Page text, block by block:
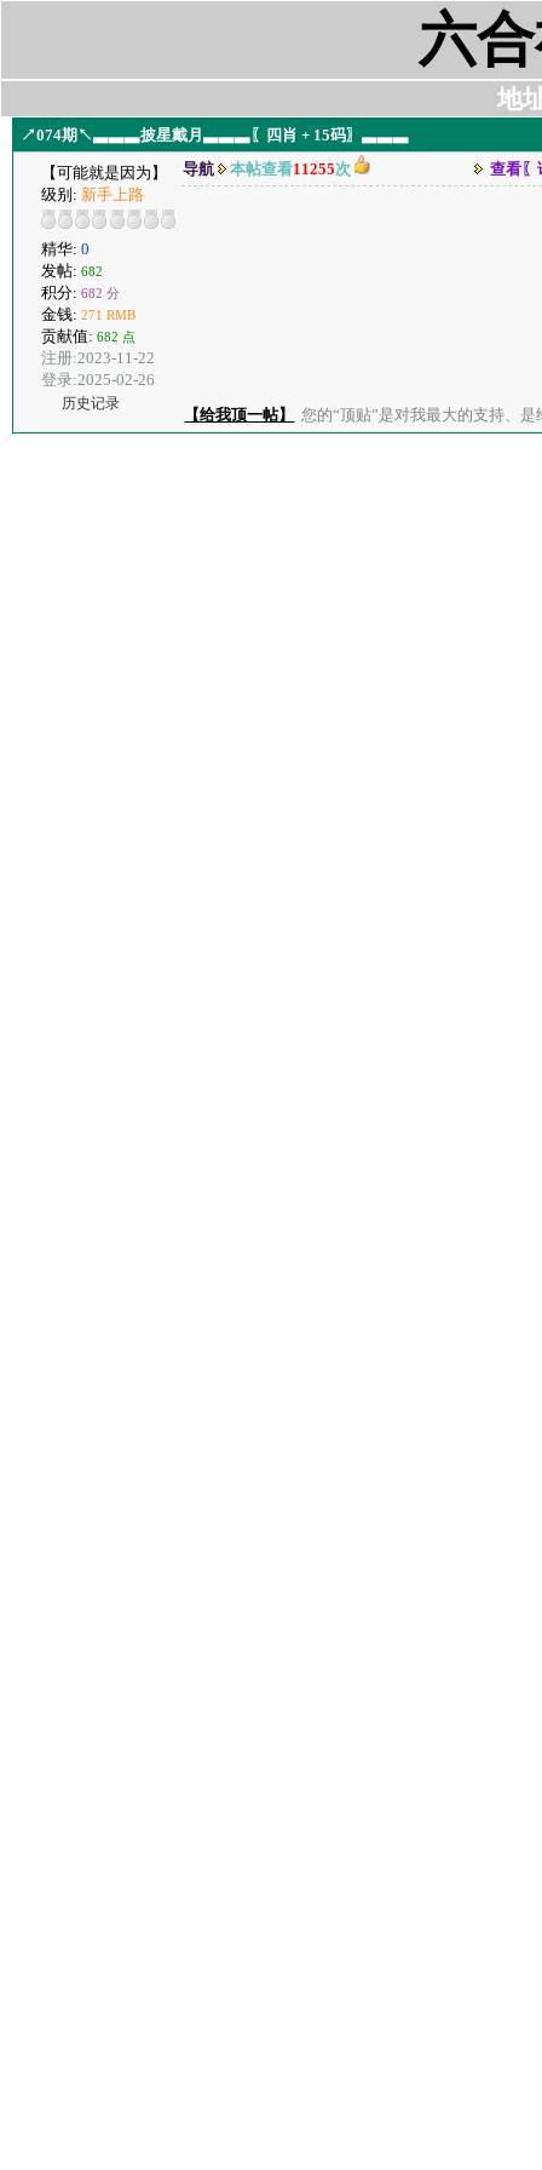
六
地
↗074期↖▃▃▃披星戴月▃▃▃〖四肖 + 15码〗▃▃▃
【可能就是因为】
级别: 新手上路
精华: 0
发帖: 682
积分: 682 分
金钱: 271 RMB
贡献值: 682 点
注册:2023-11-22
登录:2025-02-26
历史记录
导航 本帖查看11255次 查看〖
【给我顶一帖】 您的“顶贴”是对我最大的支持、